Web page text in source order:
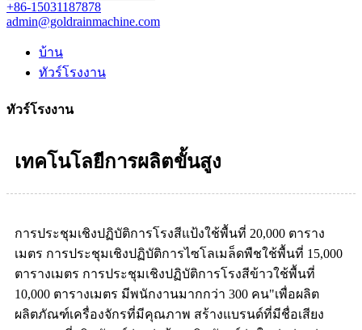
+86-15031187878
admin@goldrainmachine.com
บ้าน
ทัวร์โรงงาน
ทัวร์โรงงาน
เทคโนโลยีการผลิตขั้นสูง
การประชุมเชิงปฏิบัติการโรงสีแป้งใช้พื้นที่ 20,000 ตาราง
เมตร การประชุมเชิงปฏิบัติการไซโลเมล็ดพืชใช้พื้นที่ 15,000
ตารางเมตร การประชุมเชิงปฏิบัติการโรงสีข้าวใช้พื้นที่
10,000 ตารางเมตร มีพนักงานมากกว่า 300 คน"เพื่อผลิต
ผลิตภัณฑ์เครื่องจักรที่มีคุณภาพ สร้างแบรนด์ที่มีชื่อเสียง